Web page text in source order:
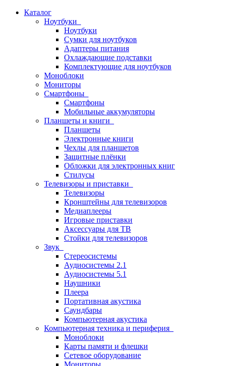
Каталог
Ноутбуки
Ноутбуки
Сумки для ноутбуков
Адаптеры питания
Охлаждающие подставки
Комплектующие для ноутбуков
Моноблоки
Мониторы
Смартфоны
Смартфоны
Мобильные аккумуляторы
Планшеты и книги
Планшеты
Электронные книги
Чехлы для планшетов
Защитные плёнки
Обложки для электронных книг
Стилусы
Телевизоры и приставки
Телевизоры
Кронштейны для телевизоров
Медиаплееры
Игровые приставки
Аксессуары для ТВ
Стойки для телевизоров
Звук
Стереосистемы
Аудиосистемы 2.1
Аудиосистемы 5.1
Наушники
Плеера
Портативная акустика
Саундбары
Компьютерная акустика
Компьютерная техника и периферия
Моноблоки
Карты памяти и флешки
Сетевое оборудование
Мониторы